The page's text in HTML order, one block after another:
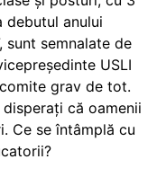
debutul anului
sunt semnalate de
USLI
grav de tot.
că oamenii
Ce se întâmplă cu